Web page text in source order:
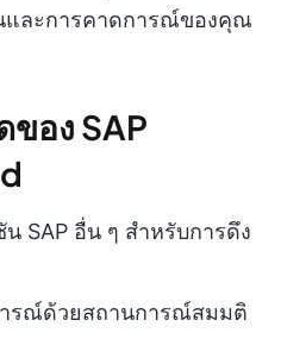
และการคาดการณ์ของคุณ
อง SAP
SAP อื่น ๆ สำหรับการดึง
ารณ์ด้วยสถานการณ์สมมติ